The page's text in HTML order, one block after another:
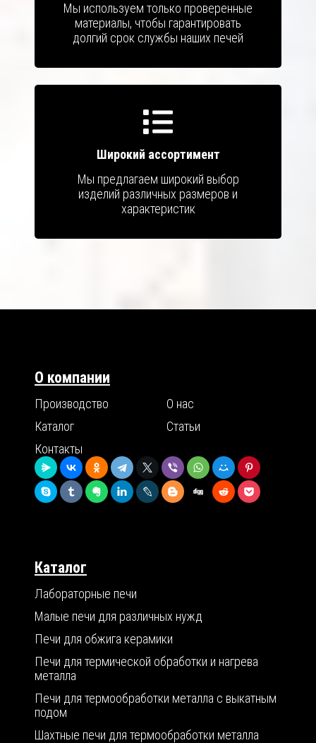
Мы используем только проверенные
материалы, чтобы гарантировать
долгий срок службы наших печей
Широкий ассортимент
Мы предлагаем широкий выбор
изделий различных размеров и
характеристик
О компании
Производство
О нас
Каталог
Статьи
Контакты
Каталог
Лабораторные печи
Малые печи для различных нужд
Печи для обжига керамики
Печи для термической обработки и нагрева
металла
Печи для термообработки металла с выкатным
подом
Шахтные печи для термообработки металла